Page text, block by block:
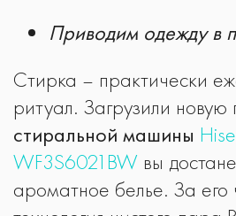
Приводим одежду в
Стирка – практически
ритуал. Загрузили
стиральной машины
WF3S6021BW вы
ароматное белье. За его